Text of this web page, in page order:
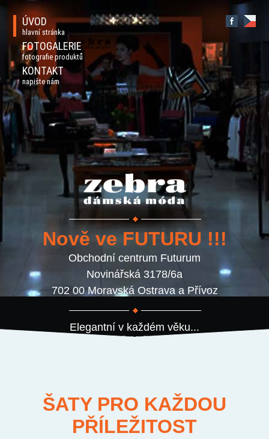
ÚVOD
hlavní stránka
FOTOGALERIE
fotografie produktů
KONTAKT
napište nám
Nově ve FUTURU !!!
Obchodní centrum Futurum
Novinářská 3178/6a
702 00 Moravská Ostrava a Přívoz
Elegantní v každém věku...
ŠATY PRO KAŽDOU
PŘÍLEŽITOST